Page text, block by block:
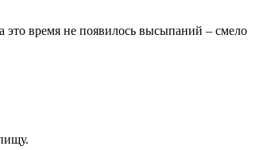
это время не появилось высыпаний – смело